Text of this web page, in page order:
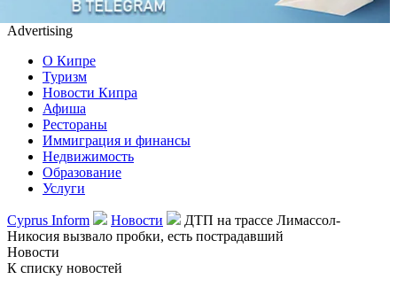
Advertising
О Кипре
Туризм
Новости Кипра
Афиша
Рестораны
Иммиграция и финансы
Недвижимость
Образование
Услуги
Cyprus Inform Новости
ДТП на трассе Лимассол-
Никосия вызвало пробки, есть пострадавший
Новости
К списку новостей